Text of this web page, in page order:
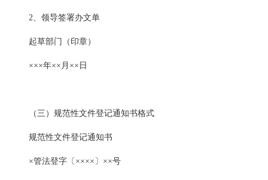
2、领导签署办文单
起草部门（印章）
×××年××月××日
（三）规范性文件登记通知书格式
规范性文件登记通知书
×管法登字〔××××〕××号